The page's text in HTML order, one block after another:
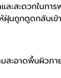
ละสะดวกในกา
ฝุ่นถูกดูดกลับเข้
มสะอาดพื้นผิวภ